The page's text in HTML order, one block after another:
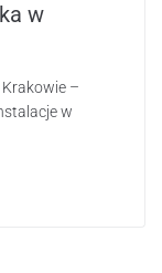
w
–
w